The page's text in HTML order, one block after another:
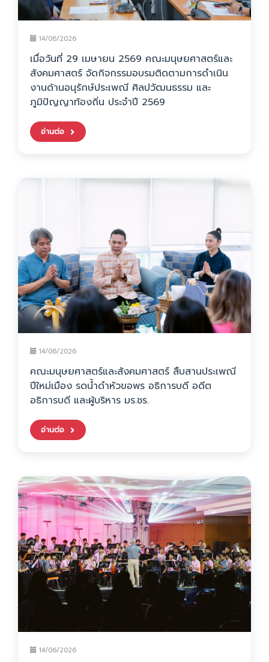
14/06/2026
เมื่อวันที่ 29 เมษายน 2569 คณะมนุษยศาสตร์และ
สังคมศาสตร์ จัดกิจกรรมอบรมติดตามการดำเนิน
งานด้านอนุรักษ์ประเพณี ศิลปวัฒนธรรม และ
ภูมิปัญญาท้องถิ่น ประจำปี 2569
อ่านต่อ
14/06/2026
คณะมนุษยศาสตร์และสังคมศาสตร์ สืบสานประเพณี
ปีใหม่เมือง รดน้ำดำหัวขอพร อธิการบดี อดีต
อธิการบดี และผู้บริหาร มร.ชร.
อ่านต่อ
14/06/2026